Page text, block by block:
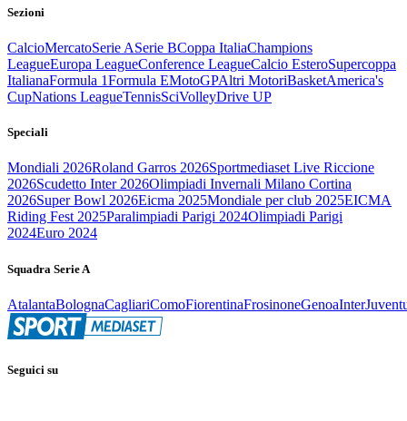
Sezioni
CalcioMercatoSerie ASerie BCoppa ItaliaChampions
LeagueEuropa LeagueConference LeagueCalcio EsteroSupercoppa
ItalianaFormula 1Formula EMotoGPAltri MotoriBasketAmerica's
CupNations LeagueTennisSciVolleyDrive UP
Speciali
Mondiali 2026Roland Garros 2026Sportmediaset Live Riccione
2026Scudetto Inter 2026Olimpiadi Invernali Milano Cortina
2026Super Bowl 2026Eicma 2025Mondiale per club 2025EICMA
Riding Fest 2025Paralimpiadi Parigi 2024Olimpiadi Parigi
2024Euro 2024
Squadra Serie A
AtalantaBolognaCagliariComoFiorentinaFrosinoneGenoaInter
Seguici su